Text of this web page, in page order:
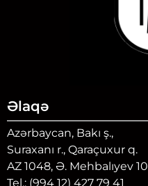
Əlaqə
Azərbaycan, Bakı ş.,
Suraxanı r., Qaraçuxur q.
AZ 1048, Ə. Mehbalıyev 10
Tel.: (994 12) 427 79 41